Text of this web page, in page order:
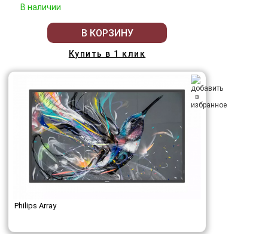
В наличии
В КОРЗИНУ
Купить в 1 клик
Philips Array